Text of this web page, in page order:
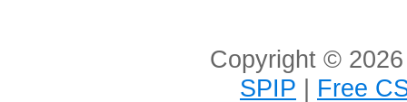
Copyright ©
SPIP | Free